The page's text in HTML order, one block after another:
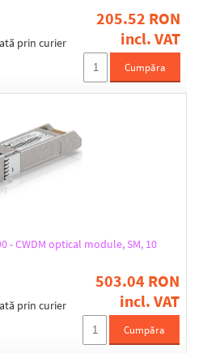
prin curier
205.52 RON
incl. VAT
Cumpăra
- CWDM optical module, SM, 10
prin curier
503.04 RON
incl. VAT
Cumpăra